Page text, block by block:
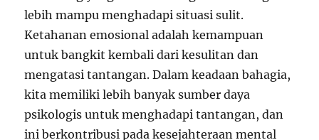
lebih mampu menghadapi situasi sulit.
Ketahanan emosional adalah kemampuan
untuk bangkit kembali dari kesulitan dan
mengatasi tantangan. Dalam keadaan bahagia,
kita memiliki lebih banyak sumber daya
psikologis untuk menghadapi tantangan, dan
ini berkontribusi pada kesejahteraan mental